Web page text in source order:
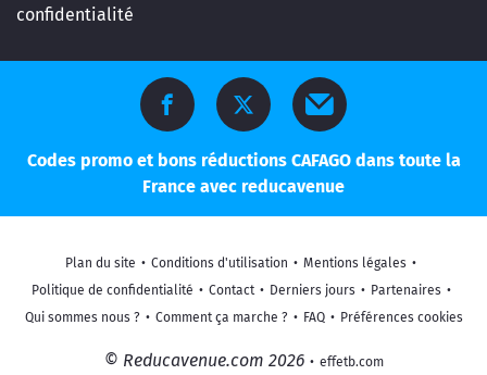
confidentialité
Codes promo et bons réductions CAFAGO dans toute la
France avec reducavenue
Plan du site • Conditions d'utilisation • Mentions légales •
Politique de confidentialité • Contact • Derniers jours • Partenaires •
Qui sommes nous ? • Comment ça marche ? • FAQ • Préférences cookies
© Reducavenue.com 2026 • effetb.com